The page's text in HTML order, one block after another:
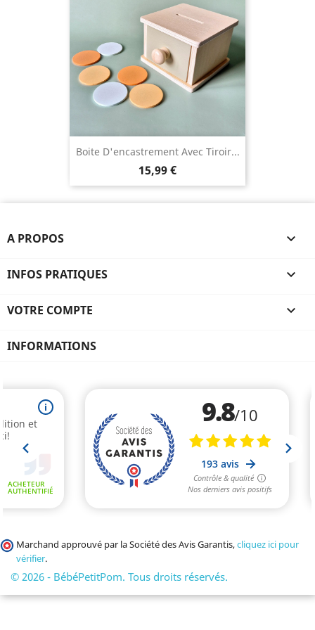
Boite D'encastrement Avec Tiroir...
15,99 €
A PROPOS 
INFOS PRATIQUES 
VOTRE COMPTE 
INFORMATIONS
Marchand approuvé par la Société des Avis Garantis,cliquez ici pour
vérifier.
© 2026 - BébéPetitPom. Tous droits réservés.